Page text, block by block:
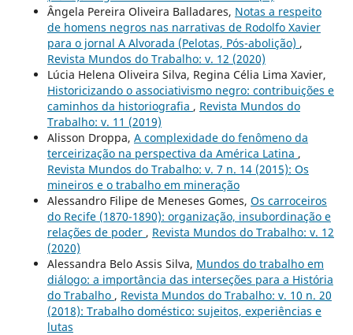
Ângela Pereira Oliveira Balladares, Notas a respeito
de homens negros nas narrativas de Rodolfo Xavier
para o jornal A Alvorada (Pelotas, Pós-abolição) ,
Revista Mundos do Trabalho: v. 12 (2020)
Lúcia Helena Oliveira Silva, Regina Célia Lima Xavier,
Historicizando o associativismo negro: contribuições e
caminhos da historiografia , Revista Mundos do
Trabalho: v. 11 (2019)
Alisson Droppa, A complexidade do fenômeno da
terceirização na perspectiva da América Latina ,
Revista Mundos do Trabalho: v. 7 n. 14 (2015): Os
mineiros e o trabalho em mineração
Alessandro Filipe de Meneses Gomes, Os carroceiros
do Recife (1870-1890): organização, insubordinação e
relações de poder , Revista Mundos do Trabalho: v. 12
(2020)
Alessandra Belo Assis Silva, Mundos do trabalho em
diálogo: a importância das interseções para a História
do Trabalho , Revista Mundos do Trabalho: v. 10 n. 20
(2018): Trabalho doméstico: sujeitos, experiências e
lutas